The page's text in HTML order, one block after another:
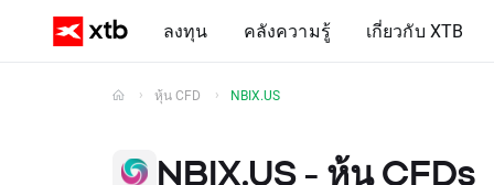
ลงทุน คลังความรู้ เกี่ยวกับ XTB
หุ้น CFD NBIX.US
NBIX.US - หุ้น CFDs